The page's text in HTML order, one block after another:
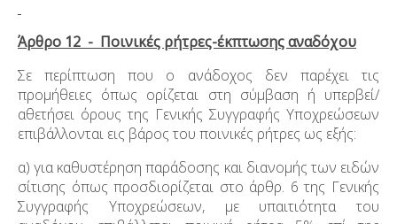
Άρθρο 12 - Ποινικές ρήτρες-έκπτωσης αναδόχου
Σε περίπτωση που ο ανάδοχος δεν παρέχει τις
προμήθειες όπως ορίζεται στη σύμβαση ή υπερβεί/
αθετήσει όρους της Γενικής Συγγραφής Υποχρεώσεων
επιβάλλονται εις βάρος του ποινικές ρήτρες ως εξής:
α) για καθυστέρηση παράδοσης και διανομής των ειδών
σίτισης όπως προσδιορίζεται στο άρθρ. 6 της Γενικής
Συγγραφής Υποχρεώσεων, με υπαιτιότητα του